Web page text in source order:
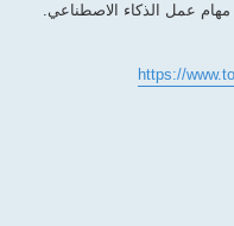
https://